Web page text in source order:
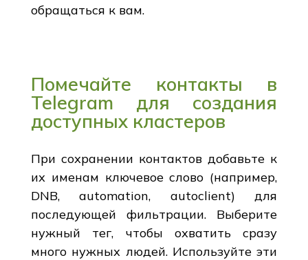
обращаться к вам.
Помечайте контакты в
Telegram для создания
доступных кластеров
При сохранении контактов добавьте к
их именам ключевое слово (например,
DNB, automation, autoclient) для
последующей фильтрации. Выберите
нужный тег, чтобы охватить сразу
много нужных людей. Используйте эти